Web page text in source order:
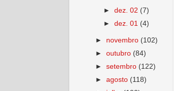
►dez. 02 (7)
►dez. 01 (4)
► novembro (102)
►outubro (84)
►setembro (122)
►agosto (118)